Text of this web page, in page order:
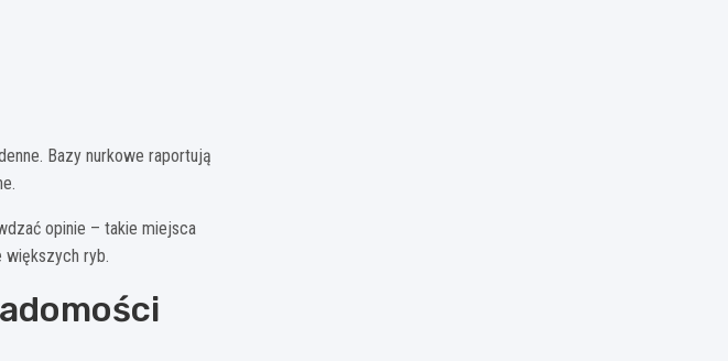
Bazy nurkowe raportują
opinie – takie miejsca
większych ryb.